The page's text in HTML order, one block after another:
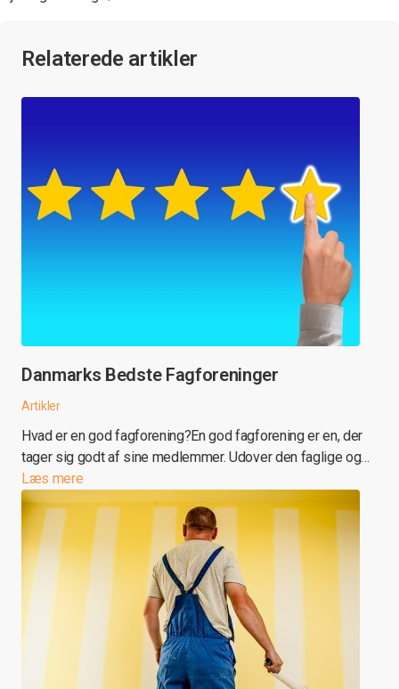
Relaterede artikler
Danmarks Bedste Fagforeninger
Artikler
Hvad er en god fagforening?En god fagforening er en, der
tager sig godt af sine medlemmer. Udover den faglige og…
Læs mere